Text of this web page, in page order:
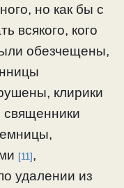
но как бы с
всякого, кого
обезчещены,
клирики
[11],
удалении из